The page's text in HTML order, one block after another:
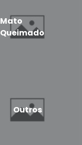
Mato
Queimado
Outros